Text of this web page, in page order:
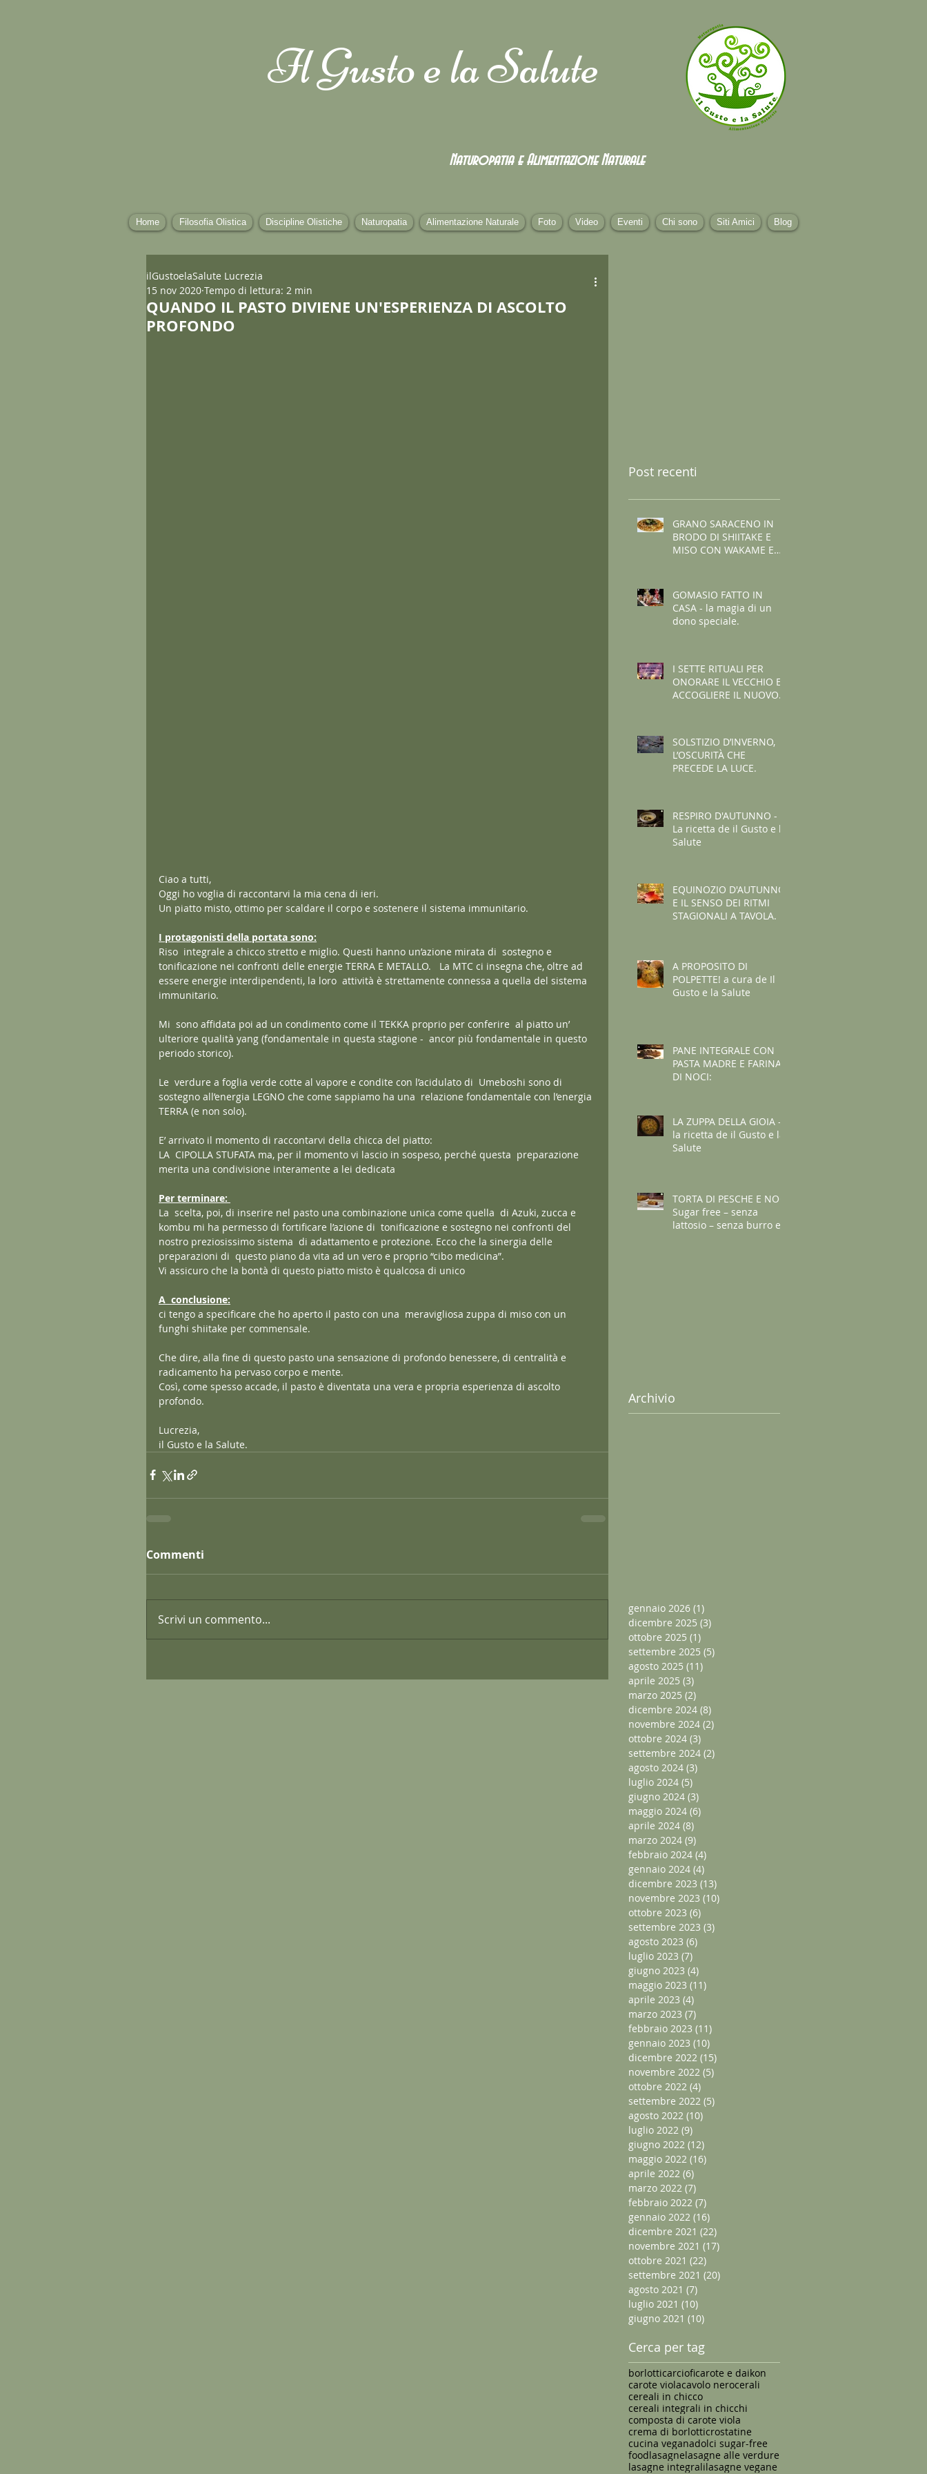
Il Gusto e la Salute
Naturopatia e Alimentazione Naturale
Home Filosofia Olistica Discipline Olistiche Naturopatia Alimentazione Naturale Foto Video Eventi Chi sono Siti Amici Blog
QUANDO IL PASTO DIVIENE UN'ESPERIENZA DI ASCOLTO
PROFONDO
ilGustoelaSalute Lucrezia
15 nov 2020 Tempo di lettura: 2 min
Ciao a tutti,
Oggi ho voglia di raccontarvi la mia cena di ieri.
Un piatto misto, ottimo per scaldare il corpo e sostenere il sistema immunitario.
I protagonisti della portata sono:
Riso  integrale a chicco stretto e miglio. Questi hanno un’azione mirata di  sostegno e
tonificazione nei confronti delle energie TERRA E METALLO.   La MTC ci insegna che, oltre ad
essere energie interdipendenti, la loro  attività è strettamente connessa a quella del sistema
immunitario.
Mi  sono affidata poi ad un condimento come il TEKKA proprio per conferire  al piatto un’
ulteriore qualità yang (fondamentale in questa stagione -  ancor più fondamentale in questo
periodo storico).
Le  verdure a foglia verde cotte al vapore e condite con l’acidulato di  Umeboshi sono di
sostegno all’energia LEGNO che come sappiamo ha una  relazione fondamentale con l’energia
TERRA (e non solo).
E’ arrivato il momento di raccontarvi della chicca del piatto:
LA  CIPOLLA STUFATA ma, per il momento vi lascio in sospeso, perché questa  preparazione
merita una condivisione interamente a lei dedicata️
Per terminare:
La  scelta, poi, di inserire nel pasto una combinazione unica come quella  di Azuki, zucca e
kombu mi ha permesso di fortificare l’azione di  tonificazione e sostegno nei confronti del
nostro preziosissimo sistema  di adattamento e protezione. Ecco che la sinergia delle
preparazioni di  questo piano da vita ad un vero e proprio “cibo medicina”.
Vi assicuro che la bontà di questo piatto misto è qualcosa di unico
A  conclusione:
ci tengo a specificare che ho aperto il pasto con una  meravigliosa zuppa di miso con un
funghi shiitake per commensale.
Che dire, alla fine di questo pasto una sensazione di profondo benessere, di centralità e
radicamento ha pervaso corpo e mente.
Così, come spesso accade, il pasto è diventata una vera e propria esperienza di ascolto
profondo.
Lucrezia,
il Gusto e la Salute.
Commenti
Scrivi un commento...
Post recenti
GRANO SARACENO IN
BRODO DI SHIITAKE E
MISO CON WAKAME E
GOMASIO FATTO IN
CASA - la magia di un
dono speciale.
I SETTE RITUALI PER
ONORARE IL VECCHIO E
ACCOGLIERE IL NUOVO -
SOLSTIZIO D’INVERNO,
L’OSCURITÀ CHE
PRECEDE LA LUCE.
RESPIRO D'AUTUNNO -
La ricetta de il Gusto e la
Salute
EQUINOZIO D'AUTUNNO
E IL SENSO DEI RITMI
STAGIONALI A TAVOLA.
A PROPOSITO DI
POLPETTE! a cura de Il
Gusto e la Salute
PANE INTEGRALE CON
PASTA MADRE E FARINA
DI NOCI:
LA ZUPPA DELLA GIOIA -
la ricetta de il Gusto e la
Salute
TORTA DI PESCHE E NOCI
Sugar free – senza
lattosio – senza burro e
Archivio
gennaio 2026 (1)
dicembre 2025 (3)
ottobre 2025 (1)
settembre 2025 (5)
agosto 2025 (11)
aprile 2025 (3)
marzo 2025 (2)
dicembre 2024 (8)
novembre 2024 (2)
ottobre 2024 (3)
settembre 2024 (2)
agosto 2024 (3)
luglio 2024 (5)
giugno 2024 (3)
maggio 2024 (6)
aprile 2024 (8)
marzo 2024 (9)
febbraio 2024 (4)
gennaio 2024 (4)
dicembre 2023 (13)
novembre 2023 (10)
ottobre 2023 (6)
settembre 2023 (3)
agosto 2023 (6)
luglio 2023 (7)
giugno 2023 (4)
maggio 2023 (11)
aprile 2023 (4)
marzo 2023 (7)
febbraio 2023 (11)
gennaio 2023 (10)
dicembre 2022 (15)
novembre 2022 (5)
ottobre 2022 (4)
settembre 2022 (5)
agosto 2022 (10)
luglio 2022 (9)
giugno 2022 (12)
maggio 2022 (16)
aprile 2022 (6)
marzo 2022 (7)
febbraio 2022 (7)
gennaio 2022 (16)
dicembre 2021 (22)
novembre 2021 (17)
ottobre 2021 (22)
settembre 2021 (20)
agosto 2021 (7)
luglio 2021 (10)
giugno 2021 (10)
Cerca per tag
borlotticarcioficarote e daikon
carote violacavolo nerocerali
cereali in chicco
cereali integrali in chicchi
composta di carote viola
crema di borlotticrostatine
cucina veganadolci sugar-free
foodlasagnelasagne alle verdure
lasagne integralilasagne vegane